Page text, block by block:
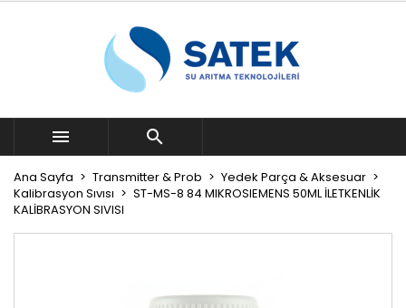
 
Ana Sayfa Transmitter & Prob
Yedek Parça & Aksesuar
Kalibrasyon Sıvısı
ST-MS-8 84 MIKROSIEMENS 50ML İLETKENLİK
KALİBRASYON SIVISI